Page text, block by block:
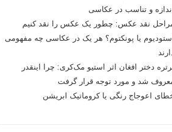
اندازه و تناسب در عکاسی
نقد عکس: چطور یک عکس را نقد کنیم
استودیوم یا پونکتوم؟ هر یک در عکاسی چه مفهومی
دختر افغان اثر استیو مک‌کری: چرا اینقدر
شد و مورد توجه قرار گرفت
اعوجاج رنگی یا کروماتیک ابریشن